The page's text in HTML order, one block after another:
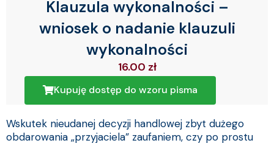
Klauzula wykonalności –
wniosek o nadanie klauzuli
wykonalności
16.00 zł
Kupuję dostęp do wzoru pisma
Wskutek nieudanej decyzji handlowej zbyt dużego
obdarowania „przyjaciela” zaufaniem, czy po prostu